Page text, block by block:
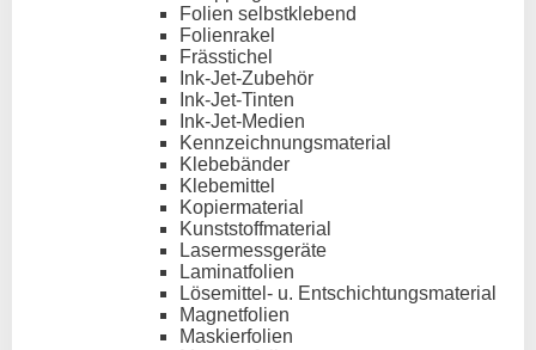
Folien selbstklebend
Folienrakel
Frässtichel
Ink-Jet-Zubehör
Ink-Jet-Tinten
Ink-Jet-Medien
Kennzeichnungsmaterial
Klebebänder
Klebemittel
Kopiermaterial
Kunststoffmaterial
Lasermessgeräte
Laminatfolien
Lösemittel- u. Entschichtungsmaterial
Magnetfolien
Maskierfolien